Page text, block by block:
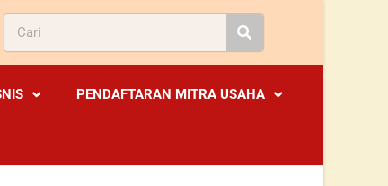
PENDAFTARAN MITRA USAHA